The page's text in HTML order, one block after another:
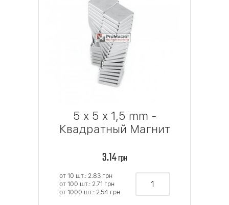
5 x 5 x 1,5 mm -
Квадратный Магнит
3.14грн
от 10 шт.: 2.83 грн
от 100 шт.: 2.71 грн
от 1000 шт.: 2.54 грн